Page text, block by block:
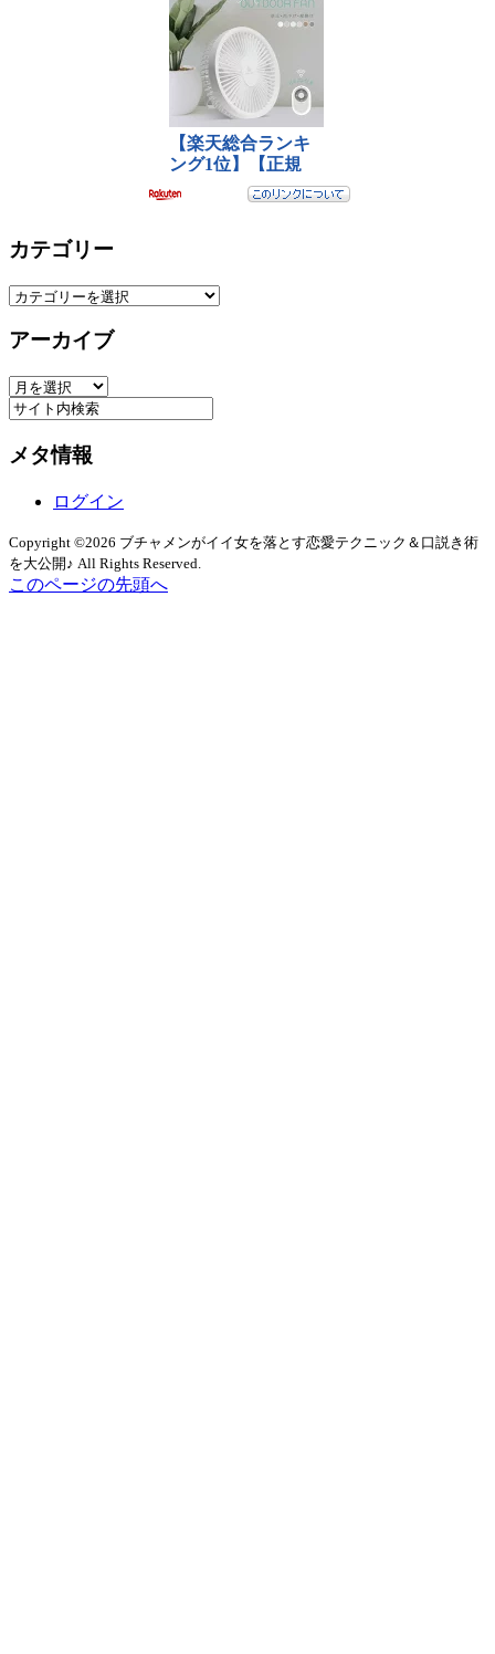
カテゴリー
カ
ゴ
ー
アーカイブ
ア
ー
イ
メタ情報
ログイン
Copyright ©2026 ブチャメンがイイ女を落とす恋愛テクニック＆口説き術
を大公開♪ All Rights Reserved.
このページの先頭へ